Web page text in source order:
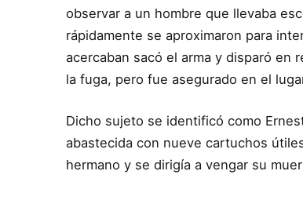
observar a un hombre que llevaba
rápidamente se aproximaron para
acercaban sacó el arma y disparó en
la fuga, pero fue asegurado en el
Dicho sujeto se identificó como
abastecida con nueve cartuchos
hermano y se dirigía a vengar su